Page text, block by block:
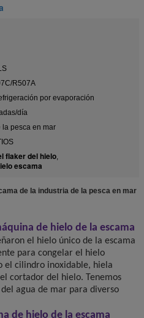
R507A
por evaporación
día
la pesca en mar
flaker del hielo,
escama
de la industria de la pesca en mar
de hielo de la escama
el hielo único de la escama
para congelar el hielo
el cilindro inoxidable, hiela
cortador del hielo. Tenemos
agua de mar para diverso
de hielo de la escama